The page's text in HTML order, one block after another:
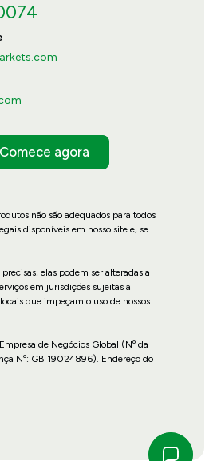
Comece agora
não são adequados para todos
disponíveis em nosso site e, se
elas podem ser alteradas a
em jurisdições sujeitas a
que impeçam o uso de nossos
de Negócios Global (Nº da
Nº: GB 19024896). Endereço do